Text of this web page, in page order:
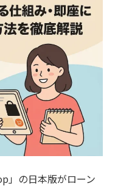
」の日本版がローン